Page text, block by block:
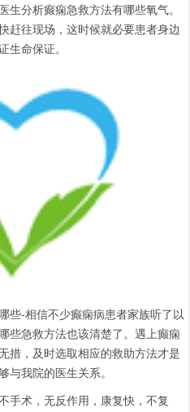
生分析癫痫急救方法有哪些氧气。
赶往现场，这时候就必要患者身边
生命保证。
-相信不少癫痫病患者家族听了以
些急救方法也该清楚了。遇上癫痫
措，及时选取相应的救助方法才是
与我院的医生关系。
术，无反作用，康复快，不复